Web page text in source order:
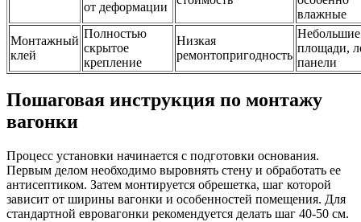
от деформации
влажные
Монтажный
клей
Полностью
скрытое
крепление
Низкая
ремонтопригодность
Небольшие
площади,
панели
Пошаговая инструкция по монтажу
вагонки
Процесс установки начинается с подготовки основания.
Первым делом необходимо выровнять стену и обработать ее
антисептиком. Затем монтируется обрешетка, шаг которой
зависит от ширины вагонки и особенностей помещения. Для
стандартной евровагонки рекомендуется делать шаг 40-50 см.